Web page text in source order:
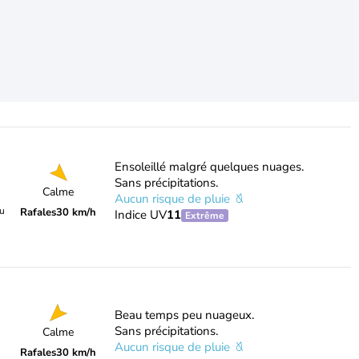
Calme
Rafales30 km/h
Ensoleillé malgré quelques nuages.
Sans précipitations.
Aucun risque de pluie
Indice UV11 Extrême
Calme
Rafales30 km/h
Beau temps peu nuageux.
Sans précipitations.
Aucun risque de pluie